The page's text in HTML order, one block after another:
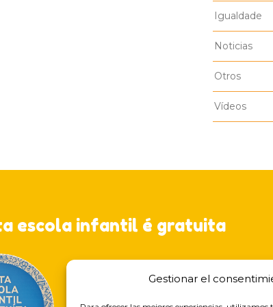
Gestionar el
Igualdade
Noticias
Otros
Vídeos
escola infantil é gratuita